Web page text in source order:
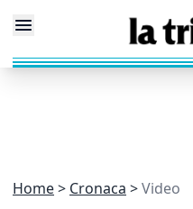
Home Cronaca Video